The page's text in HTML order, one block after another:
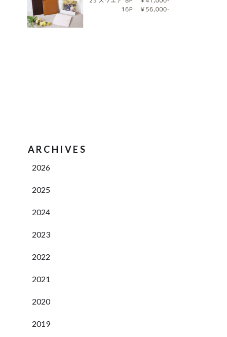
ARCHIVES
2026
2025
2024
2023
2022
2021
2020
2019